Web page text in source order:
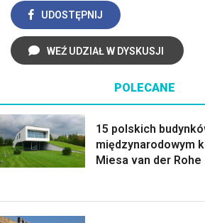
UDOSTĘPNIJ
WEŹ UDZIAŁ W DYSKUSJI
POLECANE
15 polskich
międzynarodowym
Miesa van der Rohe